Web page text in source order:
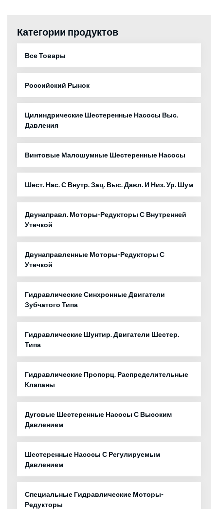
Категории продуктов
Все Товары
Российский Рынок
Цилиндрические Шестеренные Насосы Выс.
Давления
Винтовые Малошумные Шестеренные Насосы
Шест. Нас. С Внутр. Зац. Выс. Давл. И Низ. Ур. Шум
Двунаправл. Моторы-Редукторы С Внутренней
Утечкой
Двунаправленные Моторы-Редукторы С
Утечкой
Гидравлические Синхронные Двигатели
Зубчатого Типа
Гидравлические Шунтир. Двигатели Шестер.
Типа
Гидравлические Пропорц. Распределительные
Клапаны
Дуговые Шестеренные Насосы С Высоким
Давлением
Шестеренные Насосы С Регулируемым
Давлением
Специальные Гидравлические Моторы-
Редукторы